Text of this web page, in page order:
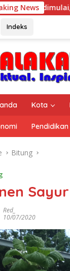
News
Tema:
Indeks
Kota
Bitung
Red_
10/07/2020